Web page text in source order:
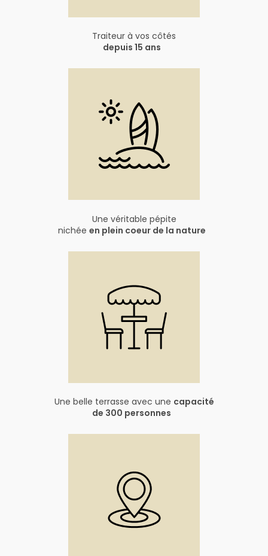
Traiteur à vos côtés
depuis 15 ans
Une véritable pépite
nichée en plein coeur de la nature
Une belle terrasse avec une capacité
de 300 personnes